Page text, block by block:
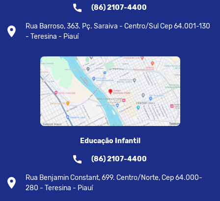
(86) 2107-4400
Rua Barroso, 363. Pç. Saraiva - Centro/Sul Cep 64.001-130
- Teresina - Piauí
Educação Infantil
(86) 2107-4400
Rua Benjamin Constant, 699. Centro/Norte, Cep 64.000-
280 - Teresina - Piauí